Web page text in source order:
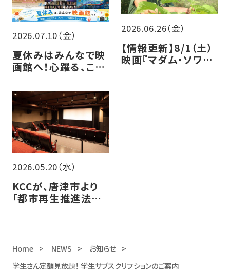
2026.07.10（金）
夏休みはみんなで映
画館へ！心躍る、この
2026.06.26（金）
【情報更新】8/1（土）
映画『マダム・ソワ・
2026.05.20（水）
KCCが、唐津市より
「都市再生推進法人」
Home NEWS
お知らせ
学生さん定額見放題！ 学生サブスクリプションのご案内